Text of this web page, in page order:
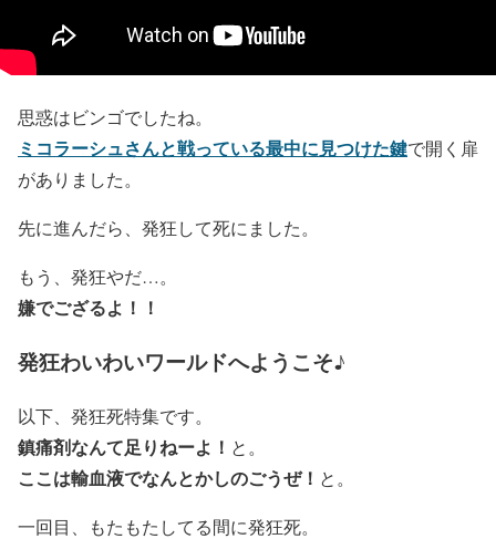
思惑はビンゴでしたね。
ミコラーシュさんと戦っている最中に見つけた鍵で開く扉
がありました。
先に進んだら、発狂して死にました。
もう、発狂やだ…。
嫌でござるよ！！
発狂わいわいワールドへようこそ♪
以下、発狂死特集です。
鎮痛剤なんて足りねーよ！ と。
ここは輸血液でなんとかしのごうぜ！ と。
一回目、もたもたしてる間に発狂死。